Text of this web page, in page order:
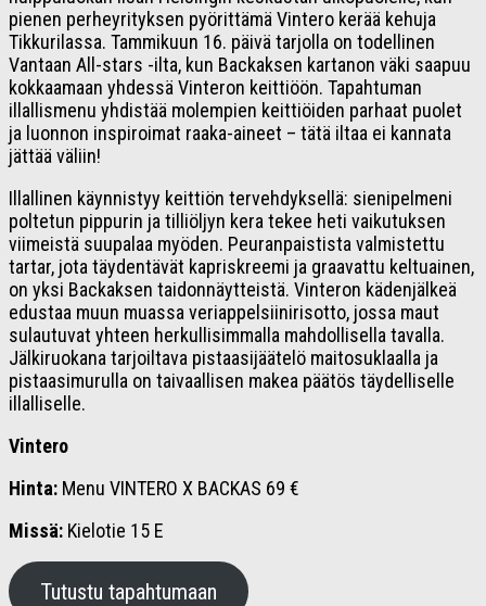
pienen perheyrityksen pyörittämä Vintero kerää kehuja
Tikkurilassa. Tammikuun 16. päivä tarjolla on todellinen
Vantaan All-stars -ilta, kun Backaksen kartanon väki saapuu
kokkaamaan yhdessä Vinteron keittiöön. Tapahtuman
illallismenu yhdistää molempien keittiöiden parhaat puolet
ja luonnon inspiroimat raaka-aineet – tätä iltaa ei kannata
jättää väliin!
Illallinen käynnistyy keittiön tervehdyksellä: sienipelmeni
poltetun pippurin ja tilliöljyn kera tekee heti vaikutuksen
viimeistä suupalaa myöden. Peuranpaistista valmistettu
tartar, jota täydentävät kapriskreemi ja graavattu keltuainen,
on yksi Backaksen taidonnäytteistä. Vinteron kädenjälkeä
edustaa muun muassa veriappelsiinirisotto, jossa maut
sulautuvat yhteen herkullisimmalla mahdollisella tavalla.
Jälkiruokana tarjoiltava pistaasijäätelö maitosuklaalla ja
pistaasimurulla on taivaallisen makea päätös täydelliselle
illalliselle.
Vintero
Hinta: Menu VINTERO X BACKAS 69 €
Missä: Kielotie 15 E
Tutustu tapahtumaan